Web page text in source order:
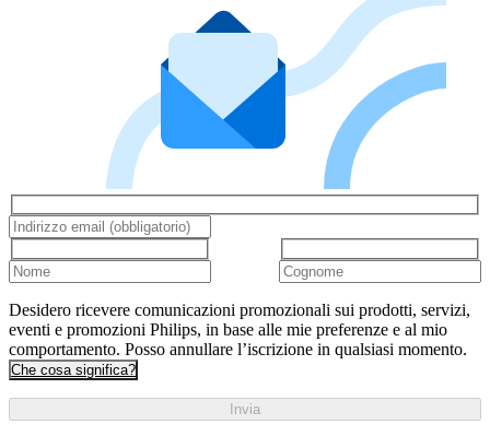
Desidero ricevere comunicazioni promozionali sui prodotti, servizi,
eventi e promozioni Philips, in base alle mie preferenze e al mio
comportamento. Posso annullare l’iscrizione in qualsiasi momento.
Che cosa significa?
Invia